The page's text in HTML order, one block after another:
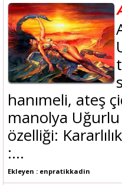
hanımeli, ateş
manolya
özelliği:
:...
Ekleyen : enpratikkadin